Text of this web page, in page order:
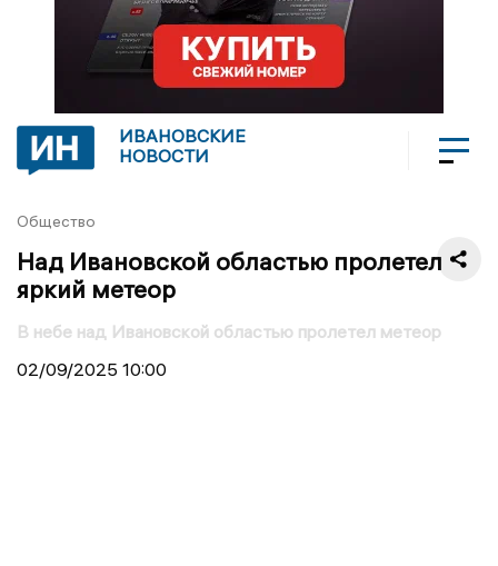
ИВАНОВСКИЕ
НОВОСТИ
Общество
Над Ивановской областью пролетел
яркий метеор
В небе над Ивановской областью пролетел метеор
02/09/2025 10:00